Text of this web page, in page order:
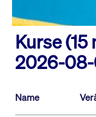
Kurse
2026-
Name